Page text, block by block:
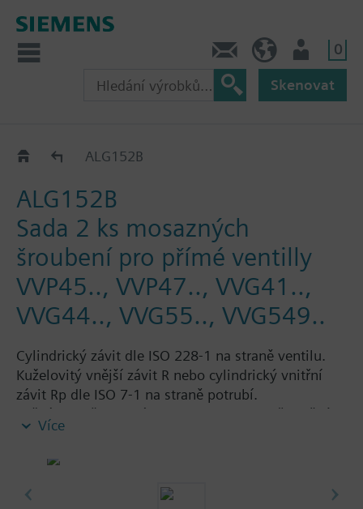
0
Skenovat
ALG..2ALG152B
ALG152B
Sada 2 ks mosazných
šroubení pro přímé ventilly
VVP45.., VVP47.., VVG41..,
VVG44.., VVG55.., VVG549..
Cylindrický závit dle ISO 228-1 na straně ventilu.
Kuželovitý vnější závit R nebo cylindrický vnitřní
závit Rp dle ISO 7-1 na straně potrubí.
Každá sada šroubení ALG..2 obsahuje 2 převlečné
matice, 2 nástavce a 2 plochá těsnění.
Additional info
Strana potrubí s vnitřním závitem.
Více